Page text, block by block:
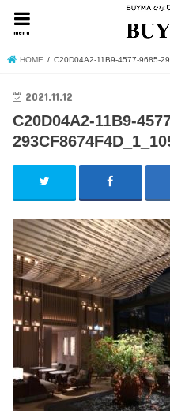
menu
HOME C20D04A2-11B9-4577-9685-
2021.11.12
C20D04A2-11B9-